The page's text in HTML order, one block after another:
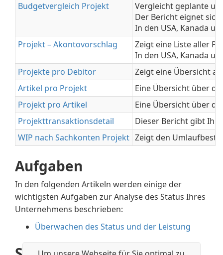
Budgetvergleich Projekt
Vergleicht geplante
Der Bericht eignet
In den USA, Kanada
Projekt – Akontovorschlag
Zeigt eine Liste aller
In den USA, Kanada
Projekte pro Debitor
Zeigt eine Übersicht
Artikel pro Projekt
Eine Übersicht über
Projekt pro Artikel
Eine Übersicht über
Projekttransaktionsdetail
Dieser Bericht gibt
WIP nach Sachkonten Projekt Zeigt den
Aufgaben
In den folgenden Artikeln werden einige der
wichtigsten Aufgaben zur Analyse des Status Ihres
Unternehmens beschrieben:
Überwachen des Status und der Leistung